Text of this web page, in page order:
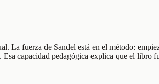
fuerza de Sandel está en el método:
capacidad pedagógica explica que el libro